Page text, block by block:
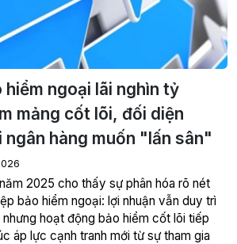
hiểm ngoại lãi nghìn tỷ
mảng cốt lõi, đối diện
hàng muốn "lấn sân"
2025 cho thấy sự phân hóa rõ nét
bảo hiểm ngoại: lợi nhuận vẫn duy trì
hoạt động bảo hiểm cốt lõi tiếp
áp lực cạnh tranh mới từ sự tham gia